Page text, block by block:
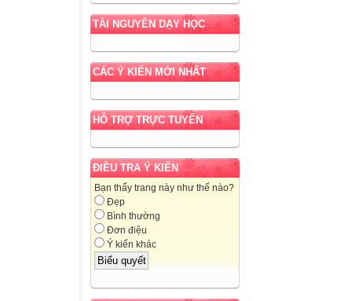
TÀI NGUYÊN DẠY HỌC
CÁC Ý KIẾN MỚI NHẤT
HỖ TRỢ TRỰC TUYẾN
ĐIỀU TRA Ý KIẾN
Bạn thấy trang này như thế nào?
Đẹp
Bình thường
Đơn điệu
Ý kiến khác